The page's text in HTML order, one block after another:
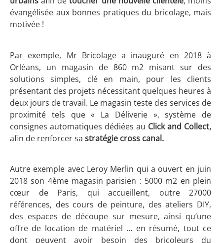
évangélisée aux bonnes pratiques du bricolage, mais
motivée !
Par exemple, Mr Bricolage a inauguré en 2018 à
Orléans, un magasin de 860 m2 misant sur des
solutions simples, clé en main, pour les clients
présentant des projets nécessitant quelques heures à
deux jours de travail. Le magasin teste des services de
proximité tels que « La Déliverie », système de
consignes automatiques dédiées au Click and Collect,
afin de renforcer sa stratégie cross canal.
Autre exemple avec Leroy Merlin qui a ouvert en juin
2018 son 4ème magasin parisien : 5000 m2 en plein
cœur de Paris, qui accueillent, outre 27000
références, des cours de peinture, des ateliers DIY,
des espaces de découpe sur mesure, ainsi qu’une
offre de location de matériel … en résumé, tout ce
dont peuvent avoir besoin des bricoleurs du